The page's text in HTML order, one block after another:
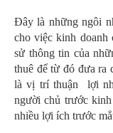
Đây là những ngôi
cho việc kinh doanh
sử thông tin của
thuê để từ đó đưa ra
là vị trí thuận lợi
người chủ trước
nhiều lợi ích trước